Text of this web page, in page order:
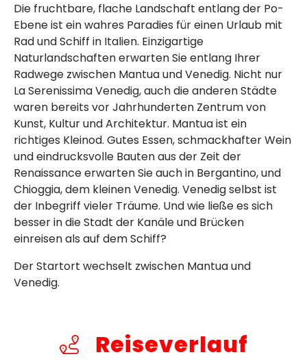
Die fruchtbare, flache Landschaft entlang der Po-
Ebene ist ein wahres Paradies für einen Urlaub mit
Rad und Schiff in Italien. Einzigartige
Naturlandschaften erwarten Sie entlang Ihrer
Radwege zwischen Mantua und Venedig. Nicht nur
La Serenissima Venedig, auch die anderen Städte
waren bereits vor Jahrhunderten Zentrum von
Kunst, Kultur und Architektur. Mantua ist ein
richtiges Kleinod. Gutes Essen, schmackhafter Wein
und eindrucksvolle Bauten aus der Zeit der
Renaissance erwarten Sie auch in Bergantino, und
Chioggia, dem kleinen Venedig. Venedig selbst ist
der Inbegriff vieler Träume. Und wie ließe es sich
besser in die Stadt der Kanäle und Brücken
einreisen als auf dem Schiff?
Der Startort wechselt zwischen Mantua und
Venedig.
Reiseverlauf